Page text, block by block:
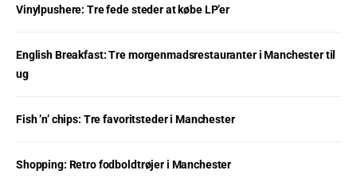
Vinylpushere: Tre fede steder at købe LP’er
English Breakfast: Tre morgenmadsrestauranter i Manchester til
ug
Fish ’n’ chips: Tre favoritsteder i Manchester
Shopping: Retro fodboldtrøjer i Manchester